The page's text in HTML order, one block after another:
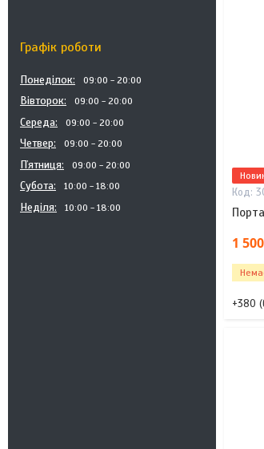
Графік роботи
Понеділок 09:00 20:00
Вівторок 09:00 20:00
Середа 09:00 20:00
Четвер 09:00 20:00
Пʼятниця 09:00 20:00
Субота 10:00 18:00
Неділя 10:00 18:00
1
+380